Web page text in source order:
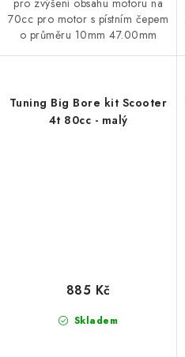
70cc pro motor s pístním čepem
o průměru 10mm 47.00mm
Tuning Big Bore kit Scooter
4t 80cc - malý
Skladem
885 Kč